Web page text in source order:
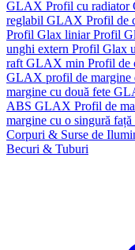
GLAX Profil cu
reglabil GLAX Profil de
Profil Glax liniarProfil
unghi extern Profil Glax
raft GLAX min Profil de
GLAX profil de
margine cu două fete
ABS GLAX Profil de
margine cu o singură
Corpuri & Surse de
Becuri & Tuburi